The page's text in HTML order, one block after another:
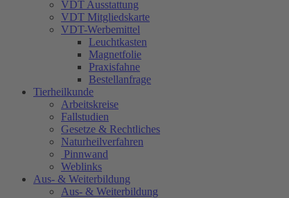
VDT Ausstattung
VDT Mitgliedskarte
VDT-Werbemittel
Leuchtkasten
Magnetfolie
Praxisfahne
Bestellanfrage
Tierheilkunde
Arbeitskreise
Fallstudien
Gesetze & Rechtliches
Naturheilverfahren
Pinnwand
Weblinks
Aus- & Weiterbildung
Aus- & Weiterbildung